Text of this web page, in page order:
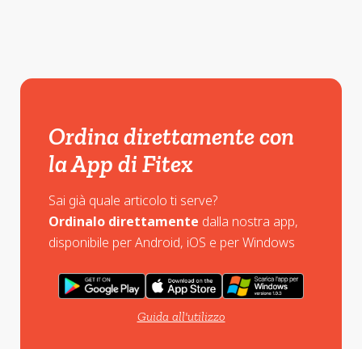
Ordina direttamente con
la App di Fitex
Sai già quale articolo ti serve?
Ordinalo direttamente dalla nostra app,
disponibile per Android, iOS e per Windows
Guida all'utilizzo